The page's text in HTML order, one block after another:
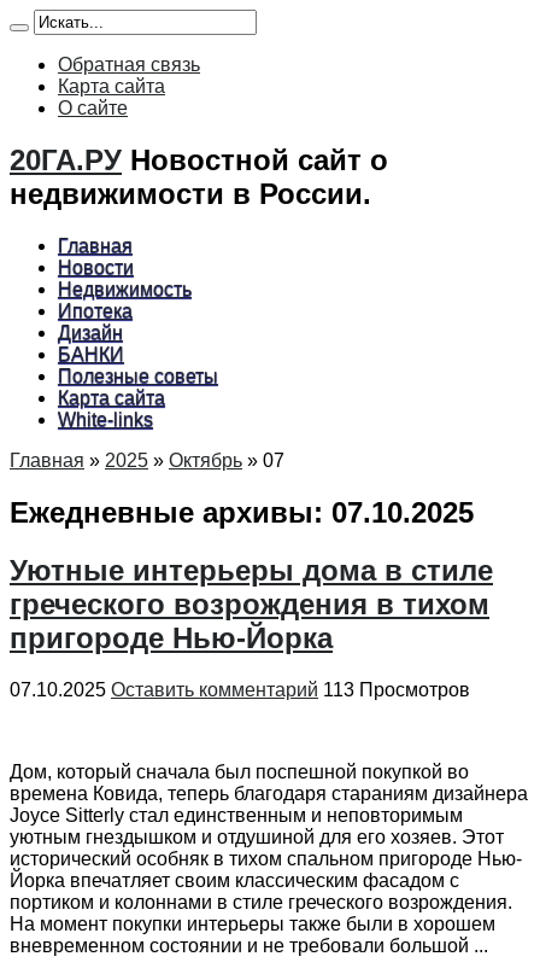
Обратная связь
Карта сайта
О сайте
20ГА.РУ Новостной сайт о
недвижимости в России.
Главная
Новости
Недвижимость
Ипотека
Дизайн
БАНКИ
Полезные советы
Карта сайта
White-links
Главная » 2025 » Октябрь » 07
Ежедневные архивы: 07.10.2025
Уютные интерьеры дома в стиле
греческого возрождения в тихом
пригороде Нью-Йорка
07.10.2025 Оставить комментарий 113 Просмотров
Дом, который сначала был поспешной покупкой во
времена Ковида, теперь благодаря стараниям дизайнера
Joyce Sitterly стал единственным и неповторимым
уютным гнездышком и отдушиной для его хозяев. Этот
исторический особняк в тихом спальном пригороде Нью-
Йорка впечатляет своим классическим фасадом с
портиком и колоннами в стиле греческого возрождения.
На момент покупки интерьеры также были в хорошем
вневременном состоянии и не требовали большой ...